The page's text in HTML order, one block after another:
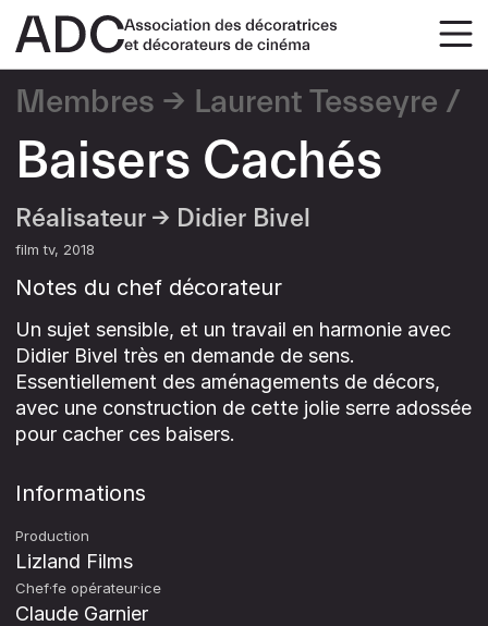
Membres Laurent Tesseyre
Baisers Cachés
Réalisateur → Didier Bivel
film tv 2018
Notes du chef décorateur
Un sujet sensible, et un travail en harmonie avec
Didier Bivel très en demande de sens.
Essentiellement des aménagements de décors,
avec une construction de cette jolie serre adossée
pour cacher ces baisers.
Informations
Production
Lizland Films
Chef·fe opérateur·ice
Claude Garnier